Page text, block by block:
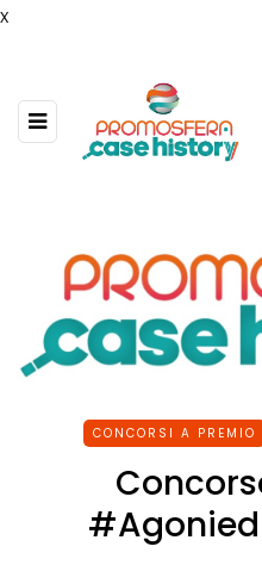
x
CONCORSI A PREMIO